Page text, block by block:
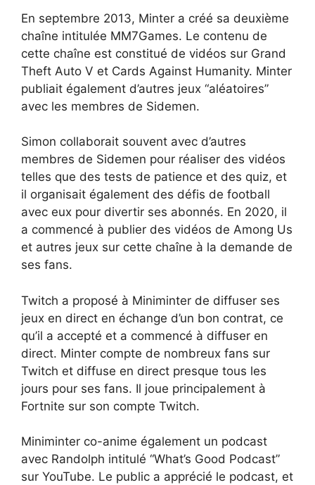
En septembre 2013, Minter a créé sa deuxième
chaîne intitulée MM7Games. Le contenu de
cette chaîne est constitué de vidéos sur Grand
Theft Auto V et Cards Against Humanity. Minter
publiait également d’autres jeux “aléatoires”
avec les membres de Sidemen.
Simon collaborait souvent avec d’autres
membres de Sidemen pour réaliser des vidéos
telles que des tests de patience et des quiz, et
il organisait également des défis de football
avec eux pour divertir ses abonnés. En 2020, il
a commencé à publier des vidéos de Among Us
et autres jeux sur cette chaîne à la demande de
ses fans.
Twitch a proposé à Miniminter de diffuser ses
jeux en direct en échange d’un bon contrat, ce
qu’il a accepté et a commencé à diffuser en
direct. Minter compte de nombreux fans sur
Twitch et diffuse en direct presque tous les
jours pour ses fans. Il joue principalement à
Fortnite sur son compte Twitch.
Miniminter co-anime également un podcast
avec Randolph intitulé “What’s Good Podcast”
sur YouTube. Le public a apprécié le podcast, et